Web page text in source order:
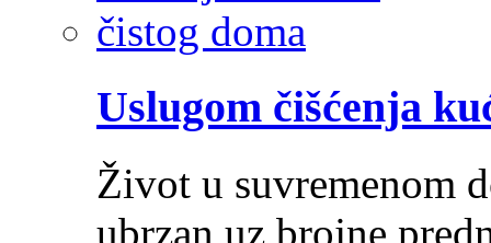
Uslugom čišćenja
Život u suvremenom
ubrzan uz brojne